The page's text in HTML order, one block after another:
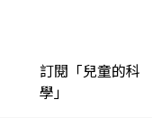
訂閱「兒童的科
學」